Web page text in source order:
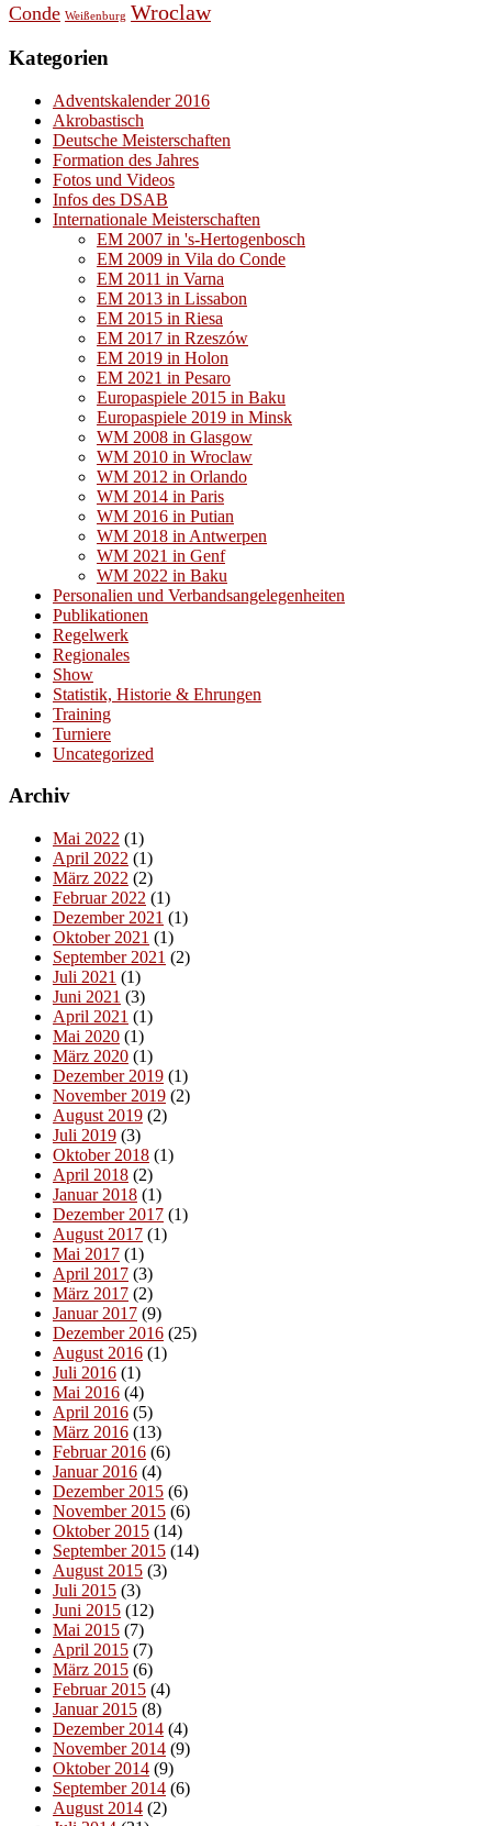
Conde Weißenburg Wroclaw
Kategorien
Adventskalender 2016
Akrobastisch
Deutsche Meisterschaften
Formation des Jahres
Fotos und Videos
Infos des DSAB
Internationale Meisterschaften
EM 2007 in 's-Hertogenbosch
EM 2009 in Vila do Conde
EM 2011 in Varna
EM 2013 in Lissabon
EM 2015 in Riesa
EM 2017 in Rzeszów
EM 2019 in Holon
EM 2021 in Pesaro
Europaspiele 2015 in Baku
Europaspiele 2019 in Minsk
WM 2008 in Glasgow
WM 2010 in Wroclaw
WM 2012 in Orlando
WM 2014 in Paris
WM 2016 in Putian
WM 2018 in Antwerpen
WM 2021 in Genf
WM 2022 in Baku
Personalien und Verbandsangelegenheiten
Publikationen
Regelwerk
Regionales
Show
Statistik, Historie & Ehrungen
Training
Turniere
Uncategorized
Archiv
Mai 2022 (1)
April 2022 (1)
März 2022 (2)
Februar 2022 (1)
Dezember 2021 (1)
Oktober 2021 (1)
September 2021 (2)
Juli 2021 (1)
Juni 2021 (3)
April 2021 (1)
Mai 2020 (1)
März 2020 (1)
Dezember 2019 (1)
November 2019 (2)
August 2019 (2)
Juli 2019 (3)
Oktober 2018 (1)
April 2018 (2)
Januar 2018 (1)
Dezember 2017 (1)
August 2017 (1)
Mai 2017 (1)
April 2017 (3)
März 2017 (2)
Januar 2017 (9)
Dezember 2016 (25)
August 2016 (1)
Juli 2016 (1)
Mai 2016 (4)
April 2016 (5)
März 2016 (13)
Februar 2016 (6)
Januar 2016 (4)
Dezember 2015 (6)
November 2015 (6)
Oktober 2015 (14)
September 2015 (14)
August 2015 (3)
Juli 2015 (3)
Juni 2015 (12)
Mai 2015 (7)
April 2015 (7)
März 2015 (6)
Februar 2015 (4)
Januar 2015 (8)
Dezember 2014 (4)
November 2014 (9)
Oktober 2014 (9)
September 2014 (6)
August 2014 (2)